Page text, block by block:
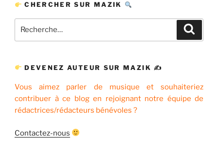
CHERCHER SUR MAZIK
pour
DEVENEZ AUTEUR SUR MAZIK ✍
Vous aimez parler de musique et souhaiteriez
contribuer à ce blog en rejoignant notre équipe de
rédactrices/rédacteurs bénévoles ?
Contactez-nous